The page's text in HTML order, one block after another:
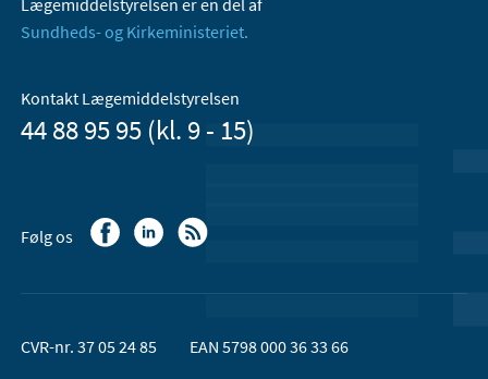
Lægemiddelstyrelsen er en del af
Sundheds- og Kirkeministeriet.
Kontakt Lægemiddelstyrelsen
44 88 95 95 (kl. 9 - 15)
Følg os
CVR-nr. 37 05 24 85 EAN 5798 000 36 33 66